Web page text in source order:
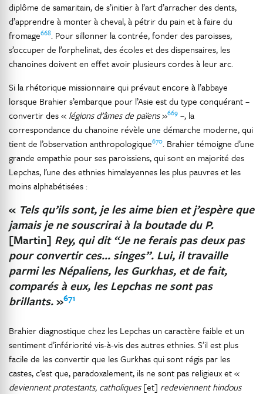
diplôme de samaritain, de s’initier à l’art d’arracher des dents,
d’apprendre à monter à cheval, à pétrir du pain et à faire du
fromage668. Pour sillonner la contrée, fonder des paroisses,
s’occuper de l’orphelinat, des écoles et des dispensaires, les
chanoines doivent en effet avoir plusieurs cordes à leur arc.
Si la rhétorique missionnaire qui prévaut encore à l’abbaye
lorsque Brahier s’embarque pour l’Asie est du type conquérant –
convertir des « légions d’âmes de païens»669 –, la
correspondance du chanoine révèle une démarche moderne, qui
tient de l’observation anthropologique670. Brahier témoigne d’une
grande empathie pour ses paroissiens, qui sont en majorité des
Lepchas, l’une des ethnies himalayennes les plus pauvres et les
moins alphabétisées :
« Tels qu’ils sont, je les aime bien et j’espère que
jamais je ne souscrirai à la boutade du P.
[Martin] Rey, qui dit “Je ne ferais pas deux pas
pour convertir ces… singes”. Lui, il travaille
parmi les Népaliens, les Gurkhas, et de fait,
comparés à eux, les Lepchas ne sont pas
brillants.»671
Brahier diagnostique chez les Lepchas un caractère faible et un
sentiment d’infériorité vis-à-vis des autres ethnies. S’il est plus
facile de les convertir que les Gurkhas qui sont régis par les
castes, c’est que, paradoxalement, ils ne sont pas religieux et «
deviennent protestants, catholiques[et] redeviennent hindous